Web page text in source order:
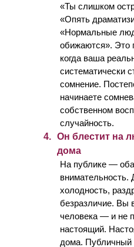
«Ты слишком
«Опять
«Нормальные
обижаются». Это
когда ваша
систематически
сомнение.
начинаете
собственном
случайность.
4. Он блестит на
дома
На публике —
холодность,
безразличие. Вы
человека — и не
настоящий.
дома. Публичный